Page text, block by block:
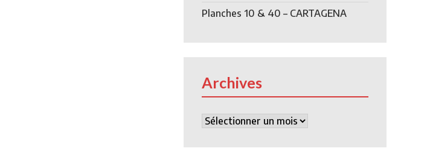
Planches 10 & 40 – CARTAGENA
Archives
Archives